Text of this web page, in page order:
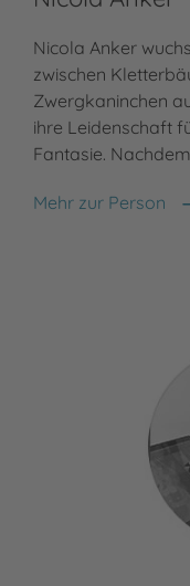
Nicola Anker
zwischen
Zwergkaninchen
ihre Leidenschaft
Fantasie.
Mehr zur Person
Nicola Anker